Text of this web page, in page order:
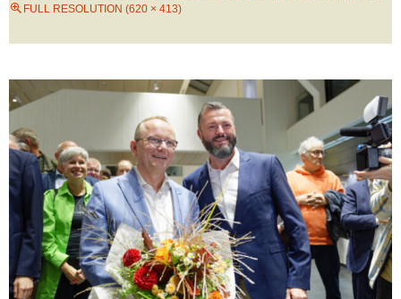
FULL RESOLUTION (620 × 413)